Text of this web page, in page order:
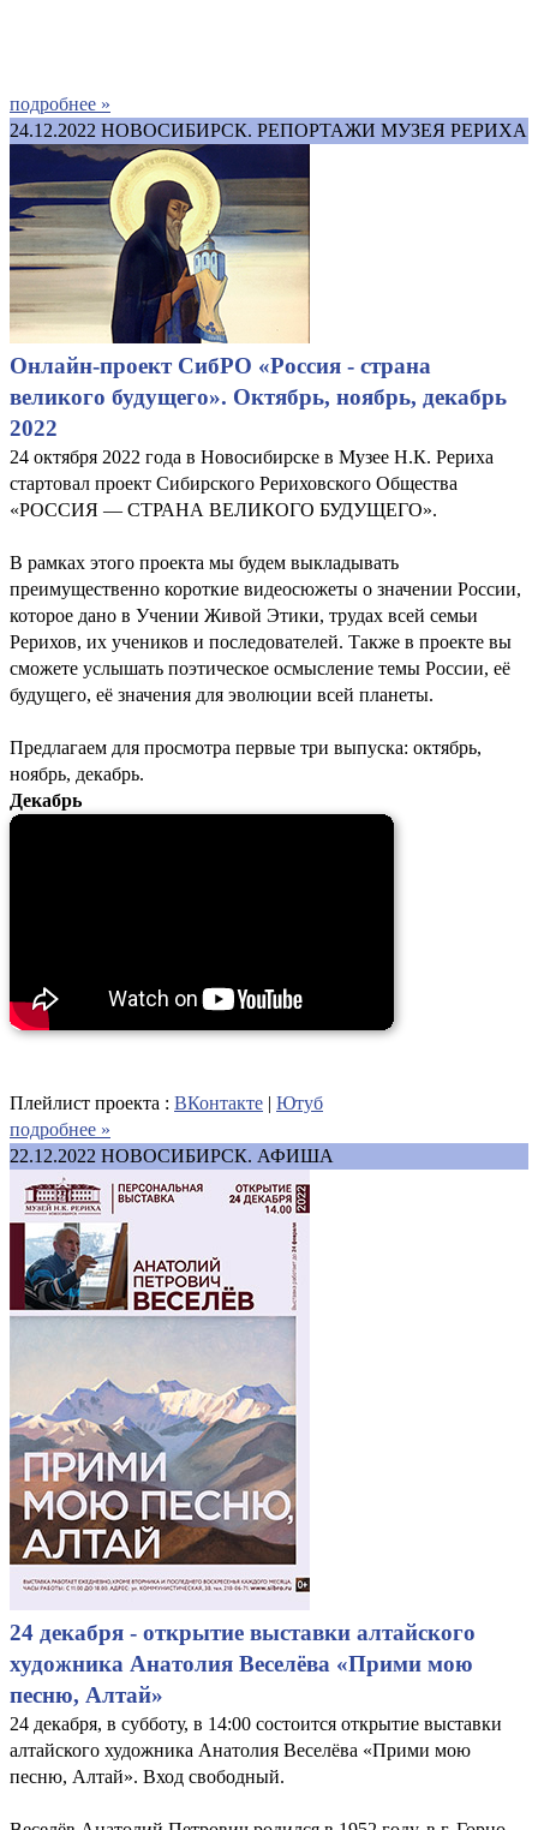
подробнее »
24.12.2022 НОВОСИБИРСК. РЕПОРТАЖИ МУЗЕЯ РЕРИХА
Онлайн-проект СибРО «Россия - страна
великого будущего». Октябрь, ноябрь, декабрь
2022
24 октября 2022 года в Новосибирске в Музее Н.К. Рериха
стартовал проект Сибирского Рериховского Общества
«РОССИЯ — СТРАНА ВЕЛИКОГО БУДУЩЕГО».
В рамках этого проекта мы будем выкладывать
преимущественно короткие видеосюжеты о значении России,
которое дано в Учении Живой Этики, трудах всей семьи
Рерихов, их учеников и последователей. Также в проекте вы
сможете услышать поэтическое осмысление темы России, её
будущего, её значения для эволюции всей планеты.
Предлагаем для просмотра первые три выпуска: октябрь,
ноябрь, декабрь.
Декабрь
Плейлист проекта : ВКонтакте | Ютуб
подробнее »
22.12.2022 НОВОСИБИРСК. АФИША
24 декабря - открытие выставки алтайского
художника Анатолия Веселёва «Прими мою
песню, Алтай»
24 декабря, в субботу, в 14:00 состоится открытие выставки
алтайского художника Анатолия Веселёва «Прими мою
песню, Алтай». Вход свободный.